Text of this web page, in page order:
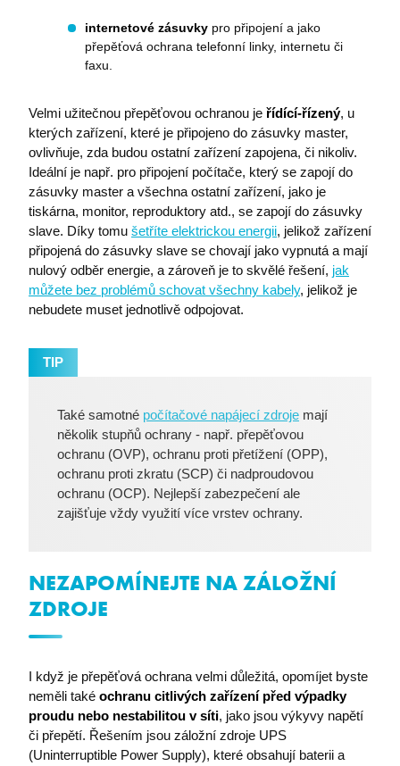
internetové zásuvky pro připojení a jako
přepěťová ochrana telefonní linky, internetu či
faxu.
Velmi užitečnou přepěťovou ochranou je řídící-řízený, u
kterých zařízení, které je připojeno do zásuvky master,
ovlivňuje, zda budou ostatní zařízení zapojena, či nikoliv.
Ideální je např. pro připojení počítače, který se zapojí do
zásuvky master a všechna ostatní zařízení, jako je
tiskárna, monitor, reproduktory atd., se zapojí do zásuvky
slave. Díky tomu šetříte elektrickou energii, jelikož zařízení
připojená do zásuvky slave se chovají jako vypnutá a mají
nulový odběr energie, a zároveň je to skvělé řešení, jak
můžete bez problémů schovat všechny kabely, jelikož je
nebudete muset jednotlivě odpojovat.
TIP
Také samotné počítačové napájecí zdroje mají
několik stupňů ochrany - např. přepěťovou
ochranu (OVP), ochranu proti přetížení (OPP),
ochranu proti zkratu (SCP) či nadproudovou
ochranu (OCP). Nejlepší zabezpečení ale
zajišťuje vždy využití více vrstev ochrany.
NEZAPOMÍNEJTE NA ZÁLOŽNÍ
ZDROJE
I když je přepěťová ochrana velmi důležitá, opomíjet byste
neměli také ochranu citlivých zařízení před výpadky
proudu nebo nestabilitou v síti, jako jsou výkyvy napětí
či přepětí. Řešením jsou záložní zdroje UPS
(Uninterruptible Power Supply), které obsahují baterii a
Nezbytně nutné soubory cookie umožňují základní
funkce webových stránek, jako je přihlášení
uživatele a správa účtu. Webové stránky nelze bez
nezbytně nutných souborů cookie správně používat.
I6IISCOOKIECONSENT0
eshop.premocz.eu
I6IISCOOKIECONSENT eshop.premocz.eu
welcomePopup eshop.premocz.eu
I6_FRMMEM eshop.premocz.eu
I6BASKETPRICE eshop.premocz.eu